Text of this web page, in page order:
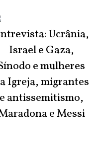
Ucrânia,
Israel e Gaza,
e mulheres
Igreja, migrantes
e antissemitismo,
e Messi